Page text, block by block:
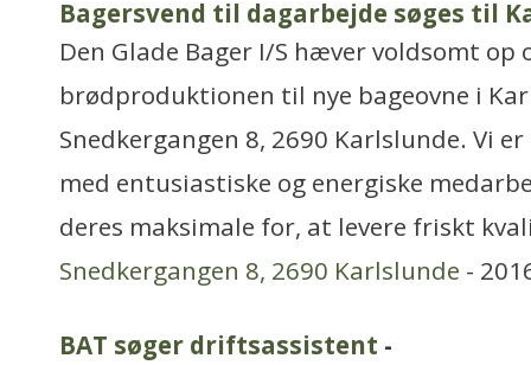
Bagersvend til dagarbejde søges til
Den Glade Bager I/S hæver voldsomt
brødproduktionen til nye bageovne i
Snedkergangen 8, 2690 Karlslunde. Vi
med entusiastiske og energiske
deres maksimale for, at levere friskt
Snedkergangen 8, 2690 Karlslunde -
BAT søger driftsassistent -